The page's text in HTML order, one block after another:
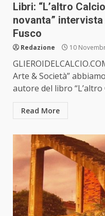
Libri: “L’altro
novanta” intervista
Fusco
Redazione 10
Arte & Società”
autore del libro
Read More